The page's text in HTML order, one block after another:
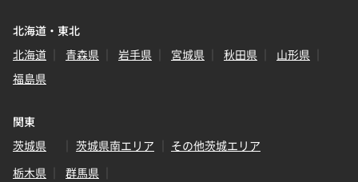
北海道・東北
北海道
青森県 岩手県 宮城県 秋田県
山形県
福島県
関東
茨城県
茨城県南エリア
その他茨城エリア
栃木県
群馬県